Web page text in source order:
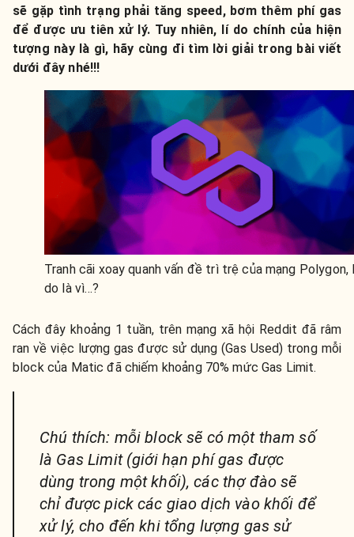
sẽ gặp tình trạng phải tăng speed, bơm thêm phí gas
để được ưu tiên xử lý. Tuy nhiên, lí do chính của hiện
tượng này là gì, hãy cùng đi tìm lời giải trong bài viết
dưới đây nhé!!!
Tranh cãi xoay quanh vấn đề trì trệ của mạng Polygon,
do là vì…?
Cách đây khoảng 1 tuần, trên mạng xã hội Reddit đã râm
ran về việc lượng gas được sử dụng (Gas Used) trong mỗi
block của Matic đã chiếm khoảng 70% mức Gas Limit.
Chú thích: mỗi block sẽ có một tham số
là Gas Limit (giới hạn phí gas được
dùng trong một khối), các thợ đào sẽ
chỉ được pick các giao dịch vào khối để
xử lý, cho đến khi tổng lượng gas sử